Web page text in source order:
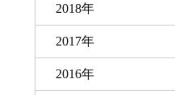
2018年
2017年
2016年